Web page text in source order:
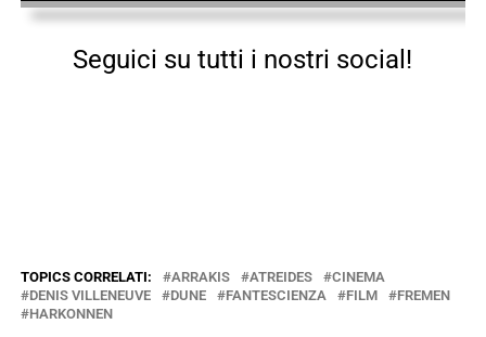
Seguici su tutti i nostri social!
TOPICS CORRELATI: ARRAKIS ATREIDES
CINEMA
DENIS VILLENEUVE
DUNE FANTESCIENZA FILM
FREMEN
HARKONNEN